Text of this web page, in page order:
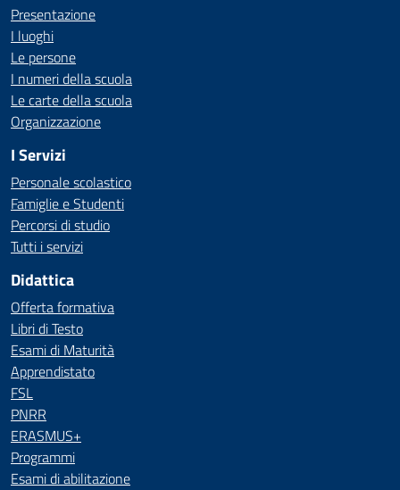
Presentazione
I luoghi
Le persone
I numeri della scuola
Le carte della scuola
Organizzazione
I Servizi
Personale scolastico
Famiglie e Studenti
Percorsi di studio
Tutti i servizi
Didattica
Offerta formativa
Libri di Testo
Esami di Maturità
Apprendistato
FSL
PNRR
ERASMUS+
Programmi
Esami di abilitazione